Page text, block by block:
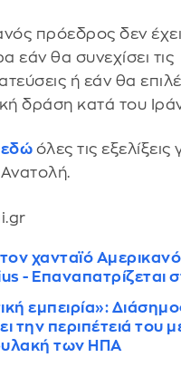
πρόεδρος δεν
εάν θα συνεχίσει τις
ή εάν θα
δράση κατά του
εδώ όλες τις εξελίξεις
χανταϊό
- Επαναπατρίζεται
εμπειρία»:
την περιπέτειά του
των ΗΠΑ